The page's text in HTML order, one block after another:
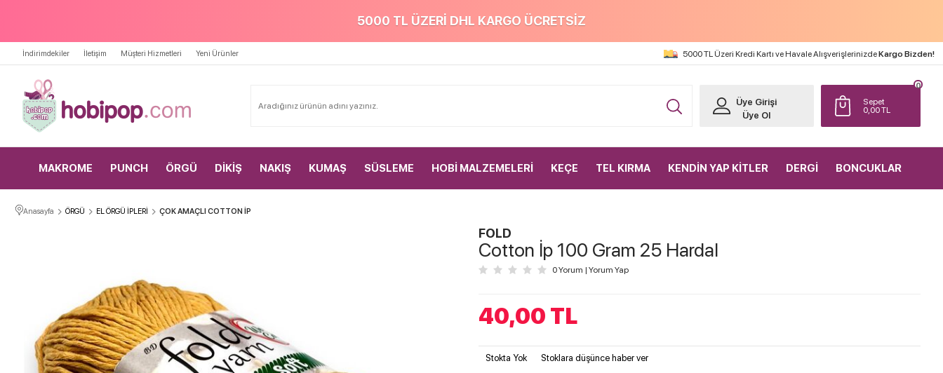
5000 TL ÜZERİ DHL KARGO ÜCRETSİZ
İndirimdekiler İletişim Müşteri Hizmetleri Yeni Ürünler 5000 TL Üzeri Kredi Kartı ve Havale AlışverişlerinizdeKargo Bizden!
Sepet
0,00TL
0
Üye Girişi
Üye Ol
MAKROME PUNCH ÖRGÜ DİKİŞ NAKIŞ KUMAŞ SÜSLEME HOBİ MALZEMELERİ KEÇE TEL KIRMA KENDİN YAP KİTLER DERGİ BONCUKLAR
Anasayfa ÖRGÜ EL ÖRGÜ İPLERİ ÇOK AMAÇLI COTTON İP
FOLD
Cotton İp 100 Gram 25 Hardal
0 Yorum | Yorum Yap
40,00 TL
Stokta Yok Stoklara düşünce haber ver